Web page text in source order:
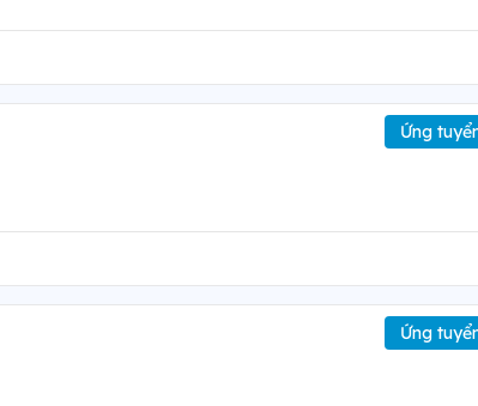
Ứng
Ứng